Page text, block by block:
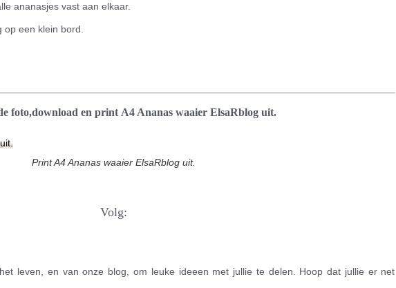
ananasjes vast aan elkaar.
een klein bord.
foto,download en print A4 Ananas waaier ElsaRblog uit.
Print A4 Ananas waaier ElsaRblog uit.
Volg:
leven, en van onze blog, om leuke ideeen met jullie te delen. Hoop dat jullie er net